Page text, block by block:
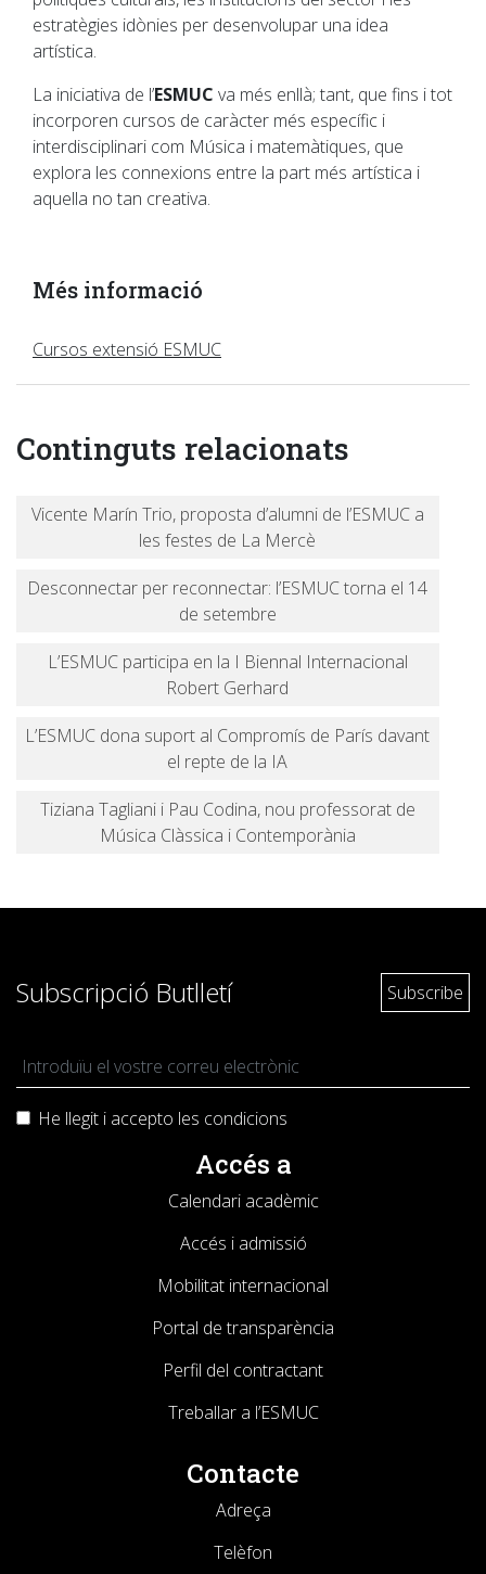
estratègies idònies per desenvolupar una idea
artística.
La iniciativa de l’ESMUC va més enllà; tant, que fins i tot
incorporen cursos de caràcter més específic i
interdisciplinari com Música i matemàtiques, que
explora les connexions entre la part més artística i
aquella no tan creativa.
Més informació
Cursos extensió ESMUC
Continguts relacionats
Vicente Marín Trio, proposta d’alumni de l’ESMUC a
les festes de La Mercè
Desconnectar per reconnectar: l’ESMUC torna el 14
de setembre
L’ESMUC participa en la I Biennal Internacional
Robert Gerhard
L’ESMUC dona suport al Compromís de París davant
el repte de la IA
Tiziana Tagliani i Pau Codina, nou professorat de
Música Clàssica i Contemporània
Subscripció Butlletí
He llegit i accepto les condicions
Accés a
Calendari acadèmic
Accés i admissió
Mobilitat internacional
Portal de transparència
Perfil del contractant
Treballar a l’ESMUC
Contacte
Adreça
Telèfon